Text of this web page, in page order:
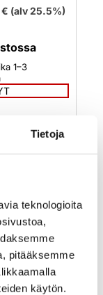
Tietoja
teknologioita
pitääksemme
käytön.
€ (alv 25.5%)
1–3